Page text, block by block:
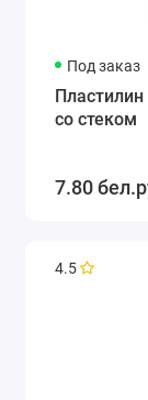
Под заказ
со стеком
7.80
4.5